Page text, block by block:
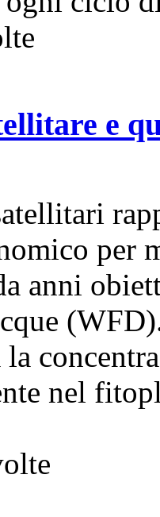
e
per
anni
la
nel